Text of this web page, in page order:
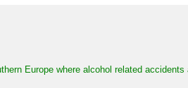
Europe where alcohol related